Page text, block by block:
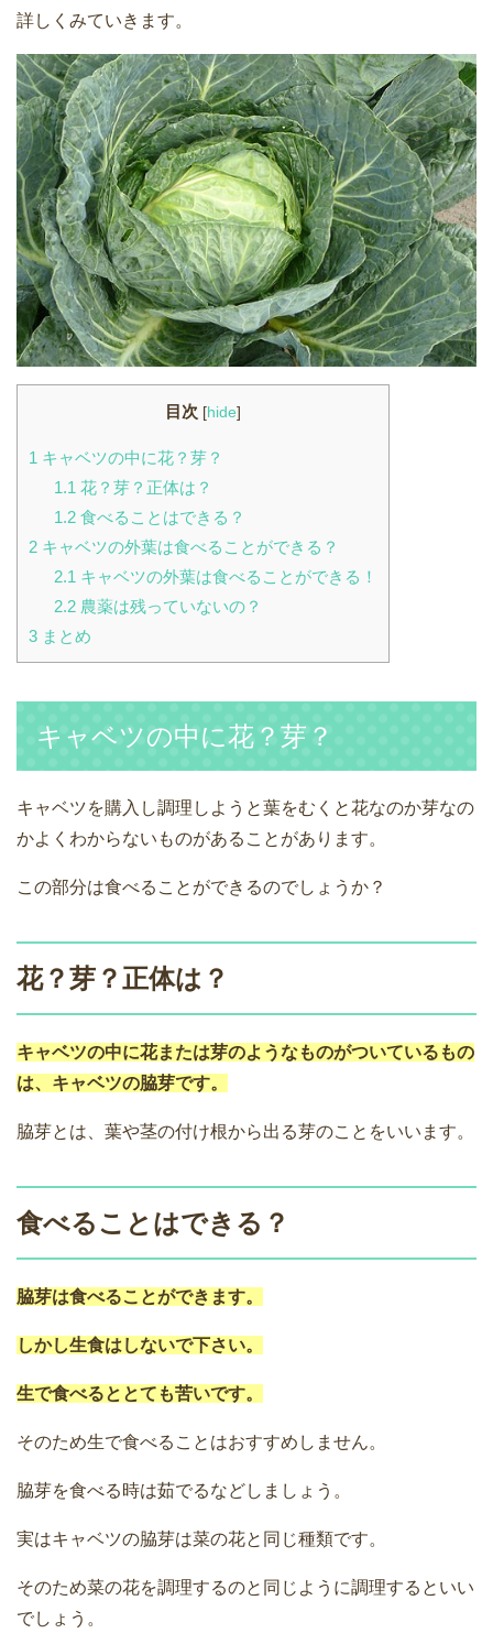
詳しくみていきます。
目次 [hide]
1 キャベツの中に花？芽？
1.1花？芽？正体は？
1.2食べることはできる？
2 キャベツの外葉は食べることができる？
2.1キャベツの外葉は食べることができる！
2.2農薬は残っていないの？
3 まとめ
キャベツの中に花？芽？
キャベツを購入し調理しようと葉をむくと花なのか芽なの
かよくわからないものがあることがあります。
この部分は食べることができるのでしょうか？
花？芽？正体は？
キャベツの中に花または芽のようなものがついているもの
は、キャベツの脇芽です。
脇芽とは、葉や茎の付け根から出る芽のことをいいます。
食べることはできる？
脇芽は食べることができます。
しかし生食はしないで下さい。
生で食べるととても苦いです。
そのため生で食べることはおすすめしません。
脇芽を食べる時は茹でるなどしましょう。
実はキャベツの脇芽は菜の花と同じ種類です。
そのため菜の花を調理するのと同じように調理するといい
でしょう。